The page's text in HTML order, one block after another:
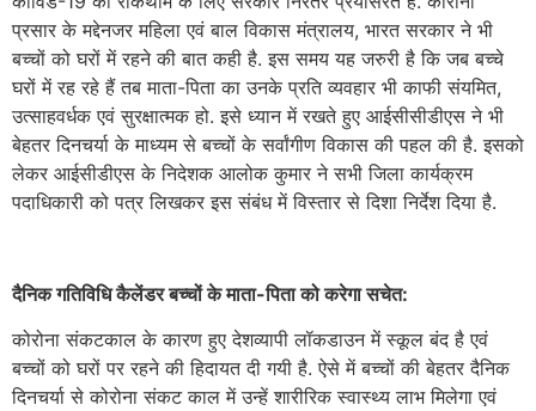
प्रसार के मद्देनजर महिला एवं बाल विकास मंत्रालय, भारत सरकार ने भी
बच्चों को घरों में रहने की बात कही है. इस समय यह जरुरी है कि जब बच्चे
घरों में रह रहे हैं तब माता-पिता का उनके प्रति व्यवहार भी काफी संयमित,
उत्साहवर्धक एवं सुरक्षात्मक हो. इसे ध्यान में रखते हुए आईसीसीडीएस ने भी
बेहतर दिनचर्या के माध्यम से बच्चों के सर्वांगीण विकास की पहल की है. इसको
लेकर आईसीडीएस के निदेशक आलोक कुमार ने सभी जिला कार्यक्रम
पदाधिकारी को पत्र लिखकर इस संबंध में विस्तार से दिशा निर्देश दिया है.
दैनिक गतिविधि कैलेंडर बच्चों के माता-पिता को करेगा सचेत:
कोरोना संकटकाल के कारण हुए देशव्यापी लॉकडाउन में स्कूल बंद है एवं
बच्चों को घरों पर रहने की हिदायत दी गयी है. ऐसे में बच्चों की बेहतर दैनिक
दिनचर्या से कोरोना संकट काल में उन्हें शारीरिक स्वास्थ्य लाभ मिलेगा एवं